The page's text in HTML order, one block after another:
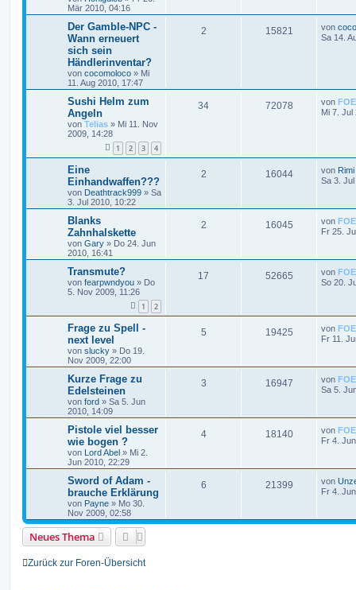
Mär 2010, 04:16
Der Gamble-NPC -
Wann erneuert
sich sein
Händlerinventar?
von cocomoloco » Mi
11. Aug 2010, 17:47
2 15821 von
Sa 14.
Sushi Helm zum
Angeln
von Telias » Mi 11. Nov
2009, 14:28
1 2 3 4
34 72078 von FOE
Mi 7. Jul
Eine
Einhandwaffen???
von Deathtrack999 » Sa
3. Jul 2010, 10:22
2 16044 von Rimi
Sa 3.
Blanks
Zahnhalskette
von Gary » Do 24. Jun
2010, 16:41
2 16045 von FOE
Fr 25.
Transmute?
von fearpwndyou » Do
5. Nov 2009, 11:26
1 2
17 52665 von FOE
So 20.
Frage zu Spell -
next level
von slucky » Do 19.
Nov 2009, 22:00
5 19425 von FOE
Fr 11.
Kurze Frage zu
Edelsteinen
von ford » Sa 5. Jun
2010, 14:09
3 16947 von FOE
Sa 5.
Pistole viel besser
wie bogen ?
von Lord Abel » Mi 2.
Jun 2010, 22:29
4 18140 von FOE
Fr 4.
Sword of Adam -
brauche Erklärung
von Payne » Mo 30.
Nov 2009, 02:58
6 21399 von
Fr 4.
Neues Thema
Zurück zur Foren-Übersicht